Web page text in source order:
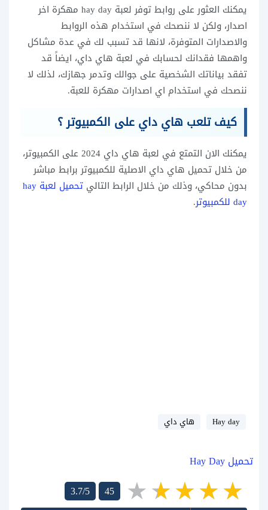
يمكنك العثور على روابط توفر لعبة hay day مهكرة اخر
اصدار، ولكن لا ننصحك في استخدام هذه الروابط
والاصدارات المتوفرة، لانها قد تسبب لك في عدة مشاكل
واهمها فقدانك لحسابك في لعبة هاي داي، ايضاً قد
تفقد بياناتك الشخصية على جوالك وتدمر جهازك، لذلك لا
ننصحك في استخدام اي اصدارات مهكرة للعبة.
كيف تلعب هاي داي على الكمبيوتر ؟
يمكنك الان التمتع في لعبة هاي داي 2024 على الكمبيوتر،
من خلال تحميل هاي داي الاصلية للكمبيوتر برابط مباشر
بدون محاكي، وذلك من خلال الرابط التالي
تحميل لعبة hay
day للكمبيوتر
.
Hay day هاي داي
تحميل Hay Day
3.7/5
45